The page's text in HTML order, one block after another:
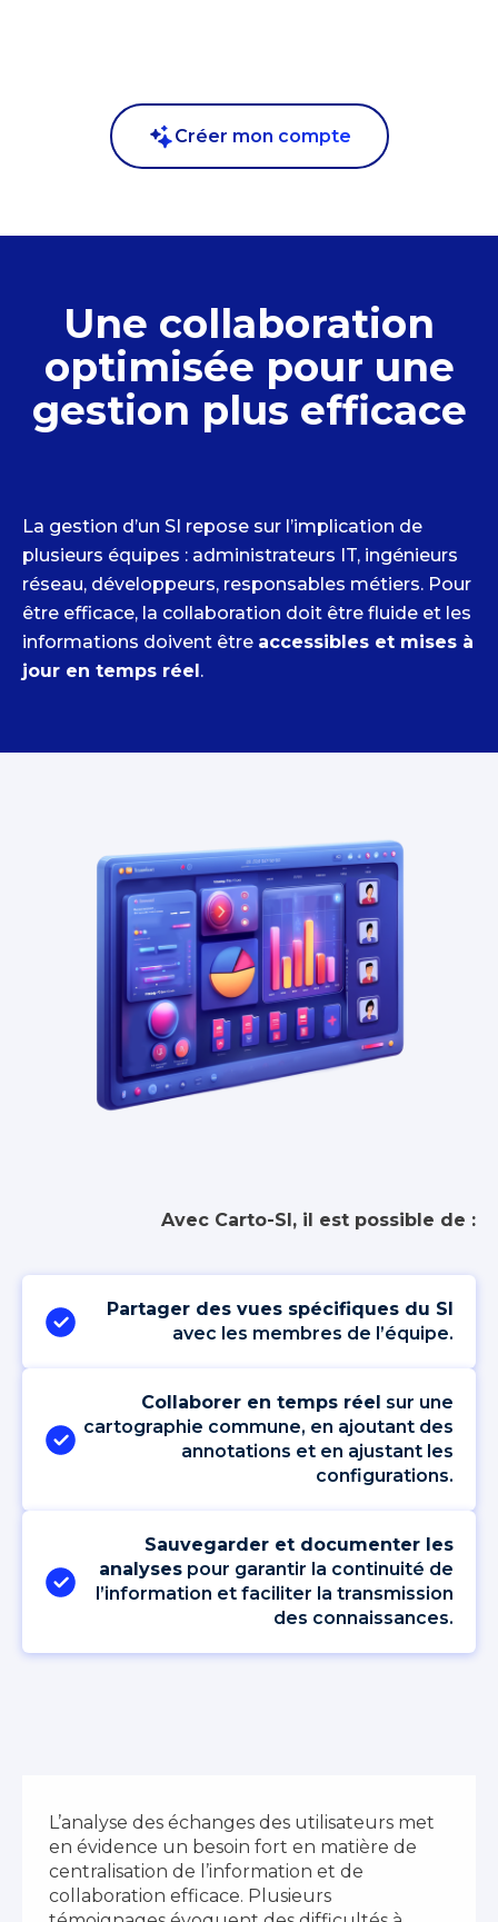
Créer mon compte
Une collaboration
optimisée pour une
gestion plus efficace
La gestion d’un SI repose sur l’implication de
plusieurs équipes : administrateurs IT, ingénieurs
réseau, développeurs, responsables métiers. Pour
être efficace, la collaboration doit être fluide et les
informations doivent être accessibles et mises à
jour en temps réel.
Avec Carto-SI, il est possible de :
Partager des vues spécifiques du SI
avec les membres de l’équipe.
Collaborer en temps réel sur une
cartographie commune, en ajoutant des
annotations et en ajustant les
configurations.
Sauvegarder et documenter les
analyses pour garantir la continuité de
l’information et faciliter la transmission
des connaissances.
L’analyse des échanges des utilisateurs met
en évidence un besoin fort en matière de
centralisation de l’information et de
collaboration efficace. Plusieurs